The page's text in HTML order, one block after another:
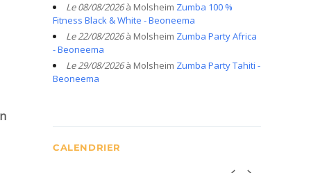
Le 08/08/2026à Molsheim Zumba 100 %
Fitness Black & White - Beoneema
Le 22/08/2026à Molsheim Zumba Party Africa
- Beoneema
Le 29/08/2026à Molsheim Zumba Party Tahiti -
Beoneema
CALENDRIER